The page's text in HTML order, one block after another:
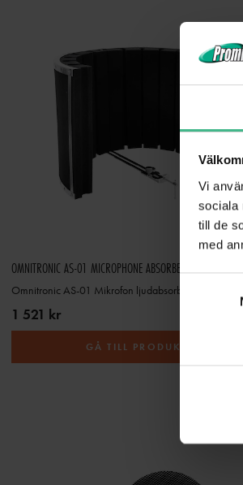
Vi
sociala
till de
med
y
s
a
OMNITRONIC AS-01 MICROPHONE ABSORBER SYSTEM
Omnitronic AS-01 Mikrofon ljudabsorbent
1 521 kr
GÅ TILL PRODUKT